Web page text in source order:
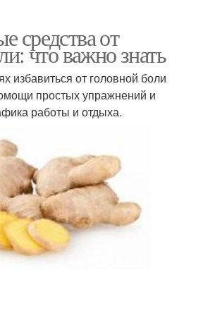
средства от
что важно знать
избавиться от головной боли
простых упражнений и
работы и отдыха.